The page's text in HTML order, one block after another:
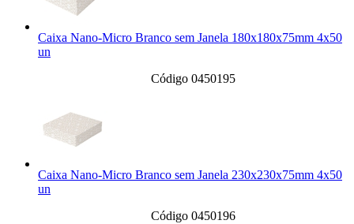
Caixa Nano-Micro Branco sem Janela 180x180x75mm 4x50
un
Código 0450195
Caixa Nano-Micro Branco sem Janela 230x230x75mm 4x50
un
Código 0450196